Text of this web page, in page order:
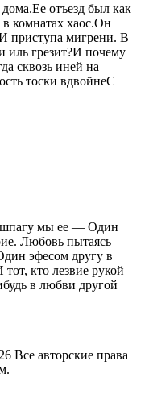
отъезд был как
комнатах хаос.Он
приступа мигрени. В
иль грезит?И почему
сквозь иней на
тоски вдвойнеС
шпагу мы ее — Один
Любовь пытаясь
эфесом другу в
кто лезвие рукой
в любви другой
Все авторские права